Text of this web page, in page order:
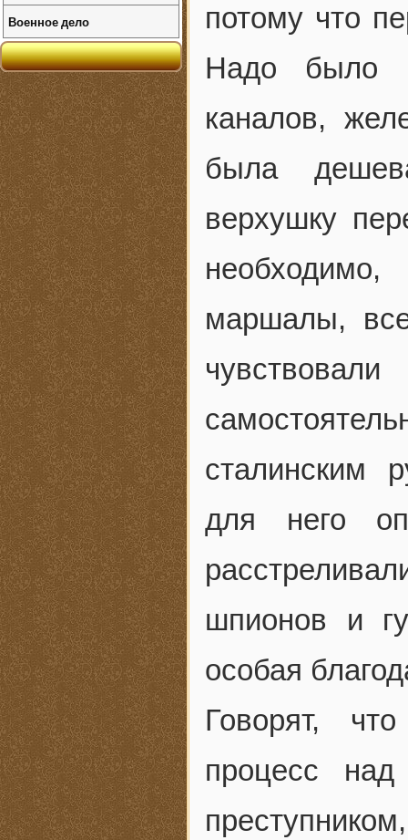
потому что
Надо было
каналов,
была
верхушку
маршалы,
сталинским
для него
шпионов и
особая
Говорят,
процесс
Военное дело